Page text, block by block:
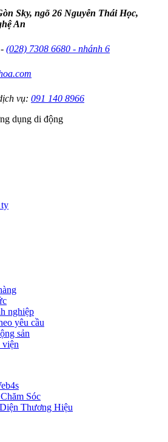
Sky, ngõ 26 Nguyễn Thái Học,
An
- (028) 7308 6680 - nhánh 6
vụ: 091 140 8966
dụng di động
nghiệp
yêu cầu
sản
viện
Sóc
Thương Hiệu